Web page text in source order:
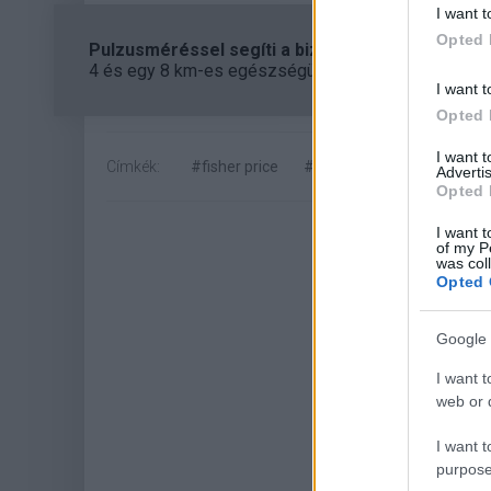
I want
Opted
I want
Opted
I want
Opted
I want
of my
was
Opted
Google
I want
web or
I want
Pulzusméréssel segíti a biztonságos mozgást
4 és egy 8 km-es egészségügyi tanösvény nyílt
Címkék: #fisher price #kontroller #xbox